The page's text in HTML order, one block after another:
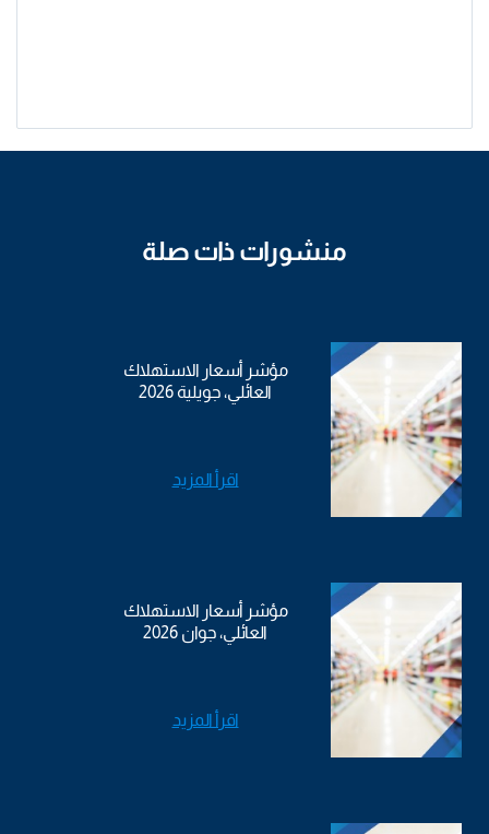
منشورات ذات صلة
مؤشر أسعار الاستهلاك
العائلي، جويلية 2026
اقرأ المزيد
مؤشر أسعار الاستهلاك
العائلي، جوان 2026
اقرأ المزيد